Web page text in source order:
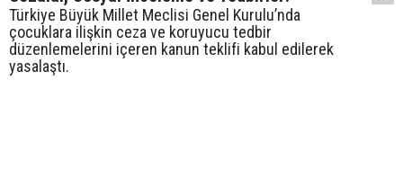
Türkiye Büyük Millet Meclisi Genel Kurulu’nda
çocuklara ilişkin ceza ve koruyucu tedbir
düzenlemelerini içeren kanun teklifi kabul edilerek
yasalaştı.